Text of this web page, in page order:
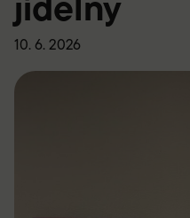
10. 6. 2026